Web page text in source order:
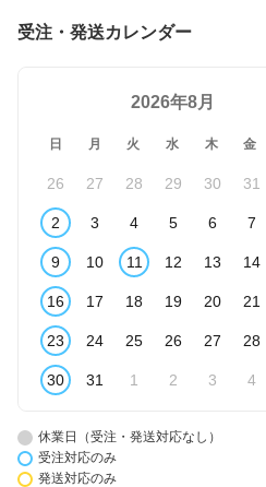
受注・発送カレンダー
2026年8月
日 月 火 水 木 金
26 27 28 29 30 31
2 3 4 5 6 7
9 10 11 12 13 14
16 17 18 19 20 21
23 24 25 26 27 28
30 31 1 2 3 4
休業日（受注・発送対応なし）
受注対応のみ
発送対応のみ